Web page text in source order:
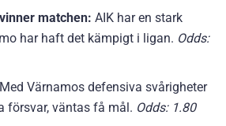
matchen: AIK har en stark
har haft det kämpigt i ligan. Odds:
Med Värnamos defensiva svårigheter
försvar, väntas få mål. Odds: 1.80